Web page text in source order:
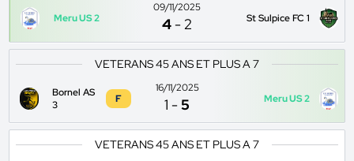
Meru US 2
09/11/2025
4 -2 St Sulpice FC 1
VETERANS 45 ANS ET PLUS A 7
Bornel AS
3
F
16/11/2025
1 -5 Meru US 2
VETERANS 45 ANS ET PLUS A 7